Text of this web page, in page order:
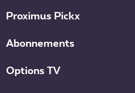
Proximus Pickx
Abonnements
Options TV